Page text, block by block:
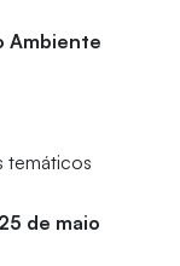
Ambiente
temáticos
de maio